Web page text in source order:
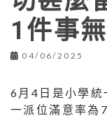
1件事
04/06/2025
6月4日是小學統
一派位滿意率為